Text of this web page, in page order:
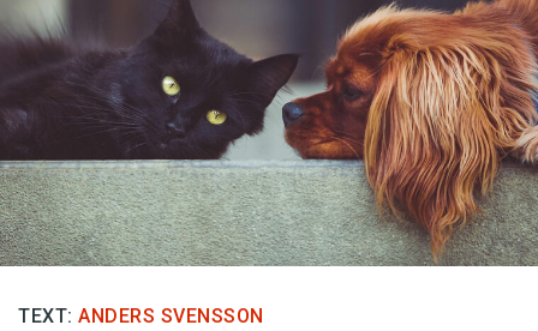
TEXT: ANDERS SVENSSON